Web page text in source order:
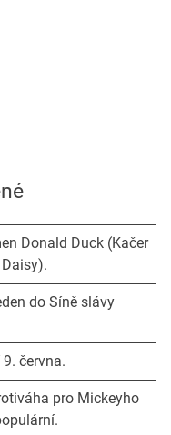
Donald Duck (Kačer
do Síně slávy
června.
pro Mickeyho